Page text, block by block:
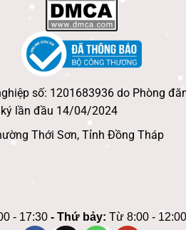
số: 1201683936 do Phòng
lần đầu 14/04/2024
Thới Sơn, Tỉnh Đồng Tháp
- 17:30 - Thứ bảy: Từ 8:00 - 12:00